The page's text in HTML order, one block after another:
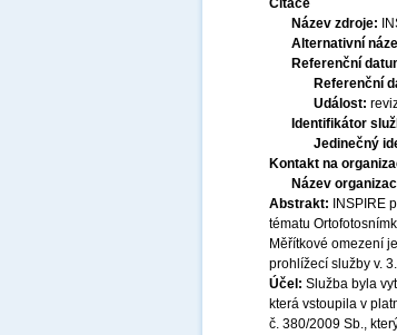
Citace
Název zdroje:
Alternativní
Referenční
Referenční
Událost:
Identifikátor
Jedinečný
Kontakt na
Název
Abstrakt:
INSPIRE
tématu
Měřítkové omezení
prohlížecí služby v.
Účel: Služba byla
která vstoupila v
č. 380/2009 Sb.,